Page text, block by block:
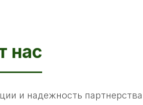
нас
и надежность партнерства